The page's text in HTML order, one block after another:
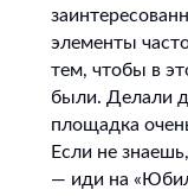
элементы
тем, чтобы в
были. Делали
площадка
Если не
— иди на